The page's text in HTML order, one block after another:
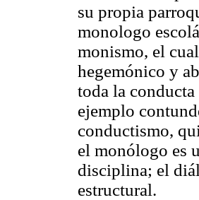
su propia
monologo
monismo, el
hegemónico y
toda la
ejemplo
conductismo,
el monólogo es
disciplina; el
estructural.